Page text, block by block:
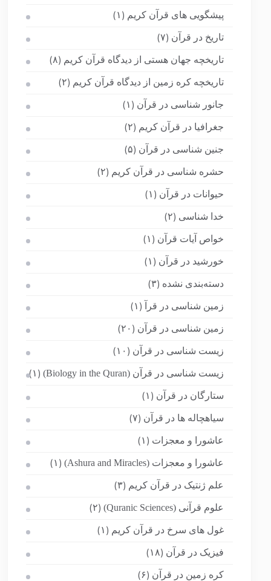
پیشگویی های قرآن کریم (۱)
تاریخ در قرآن (۷)
تاریخچه جهان هستی از دیدگاه قرآن کریم (۸)
تاریخچه کره زمین از دیدگاه قرآن کریم (۲)
جانور شناسی در قرآن (۱)
جغرافیا در قرآن کریم (۲)
جنین شناسی در قرآن (۵)
حشره شناسی در قرآن کریم (۲)
حیوانات در قرآن (۱)
خدا شناسی (۲)
خواص آیات قرآن (۱)
خورشید در قرآن (۱)
دسته‌بندی نشده (۳)
زمین شناسی در قرآ (۱)
زمین شناسی در قرآن (۲۰)
زیست شناسی در قرآن (۱۰)
زیست شناسی در قرآن (Biology in the Quran) (۱)
ستارگان در قرآن (۱)
سیاهچاله ها در قرآن (۷)
عاشورا و معجزات (۱)
عاشورا و معجزات (Ashura and Miracles) (۱)
علم ژنتیک در قرآن کریم (۳)
علوم قرآنی (Quranic Sciences) (۲)
غول های سرخ در قرآن کریم (۱)
فیزیک در قرآن (۱۸)
کره زمین در قرآن (۶)